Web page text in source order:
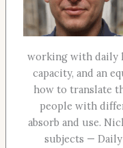
working with daily
capacity, and an
how to translate
people with
absorb and use.
subjects —